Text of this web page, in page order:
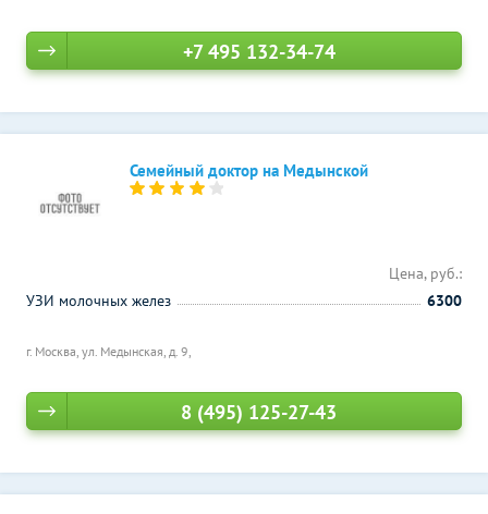
+7 495 132-34-74
Семейный доктор на Медынской
г. Москва, ул. Медынская, д. 9,
Цена, руб.:
УЗИ молочных желез
6300
8 (495) 125-27-43